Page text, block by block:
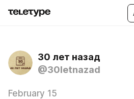
30 лет назад
@30letnazad
February 15